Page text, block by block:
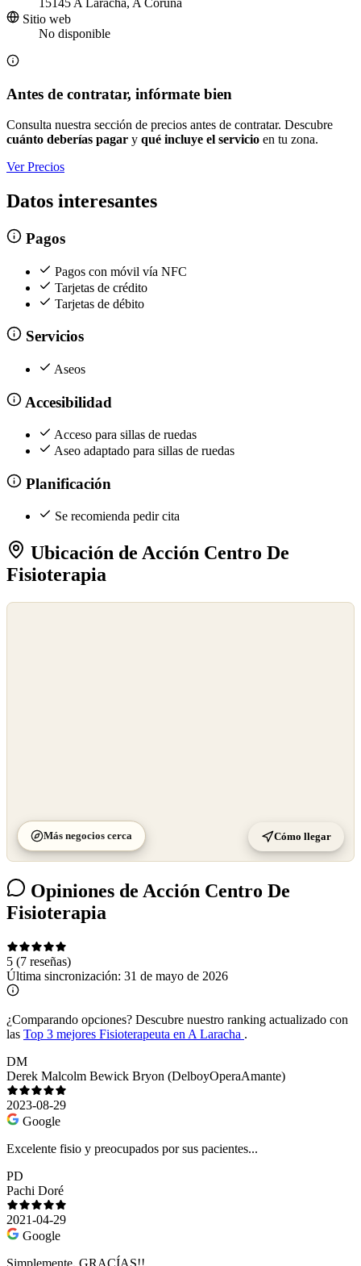
15145 A Laracha, A Coruña
Sitio web
No disponible
Antes de contratar, infórmate bien
Consulta nuestra sección de precios antes de contratar. Descubre
cuánto deberías pagar y qué incluye el servicio en tu zona.
Ver Precios
Datos interesantes
Pagos
Pagos con móvil vía NFC
Tarjetas de crédito
Tarjetas de débito
Servicios
Aseos
Accesibilidad
Acceso para sillas de ruedas
Aseo adaptado para sillas de ruedas
Planificación
Se recomienda pedir cita
Ubicación de Acción Centro De
Fisioterapia
Más negocios cerca Cómo llegar
Opiniones de Acción Centro De
Fisioterapia
5 (7 reseñas)
Última sincronización: 31 de mayo de 2026
¿Comparando opciones? Descubre nuestro ranking actualizado con
las Top 3 mejores Fisioterapeuta en A Laracha .
DM
Derek Malcolm Bewick Bryon (DelboyOperaAmante)
2023-08-29
Google
Excelente fisio y preocupados por sus pacientes...
PD
Pachi Doré
2021-04-29
Google
Simplemente, GRACÍAS!!